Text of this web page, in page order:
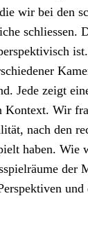
wir bei den
schliessen.
Jede zeigt
Wir
nach den
haben. Wie
der
und